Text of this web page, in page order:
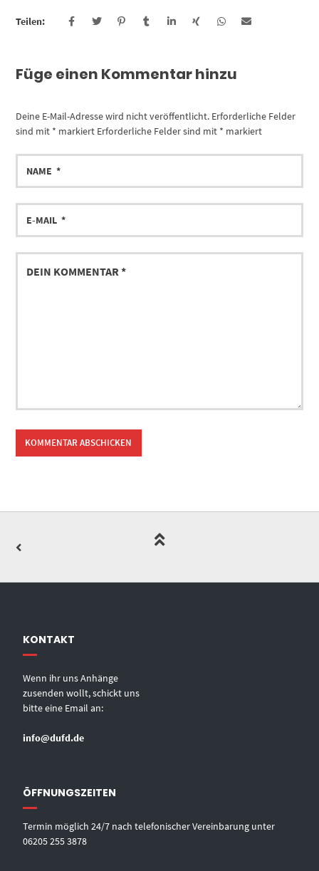
Teilen:
Füge einen Kommentar hinzu
Deine E-Mail-Adresse wird nicht veröffentlicht. Erforderliche Felder
sind mit * markiert Erforderliche Felder sind mit * markiert
KONTAKT
Wenn ihr uns Anhänge
zusenden wollt, schickt uns
bitte eine Email an:
info@dufd.de
ÖFFNUNGSZEITEN
Termin möglich 24/7 nach telefonischer Vereinbarung unter
06205 255 3878